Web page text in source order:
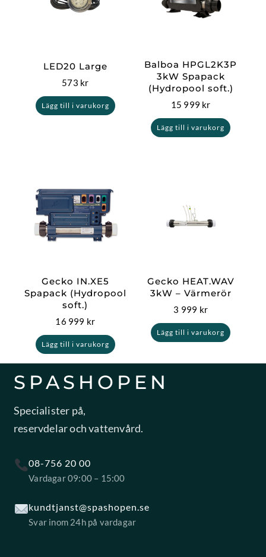
LED20 Large
573 kr
Lägg till i varukorg
Balboa HPGL2K3P
3kW Spapack
(Hydropool soft.)
15 999 kr
Lägg till i varukorg
Gecko IN.XE5
Spapack (Hydropool
soft.)
16 999 kr
Lägg till i varukorg
Gecko HEAT.WAV
3kW – Värmerör
3 999 kr
Lägg till i varukorg
SPASHOPEN
Specialister på,
reservdelar och vattenvård.
08-756 20 00
Vardagar 09:00 – 15:00
kundtjanst@spashopen.se
Svar inom 24h på vardagar